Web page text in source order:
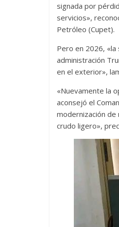
signada por
servicios»,
Petróleo (Cupet).
Pero en 2026,
administración
en el exterior»,
«Nuevamente la
aconsejó el
modernización
crudo ligero»,